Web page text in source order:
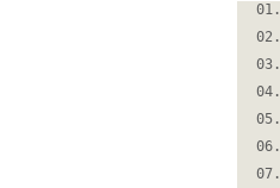
01.
02.
03.
04.
05.
06.
07.